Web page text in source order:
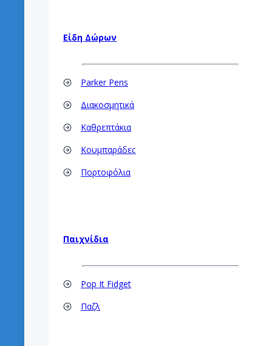
Είδη Δώρων
Parker Pens
Διακοσμητικά
Καθρεπτάκια
Κουμπαράδες
Πορτοφόλια
Παιχνίδια
Pop It Fidget
Παζλ